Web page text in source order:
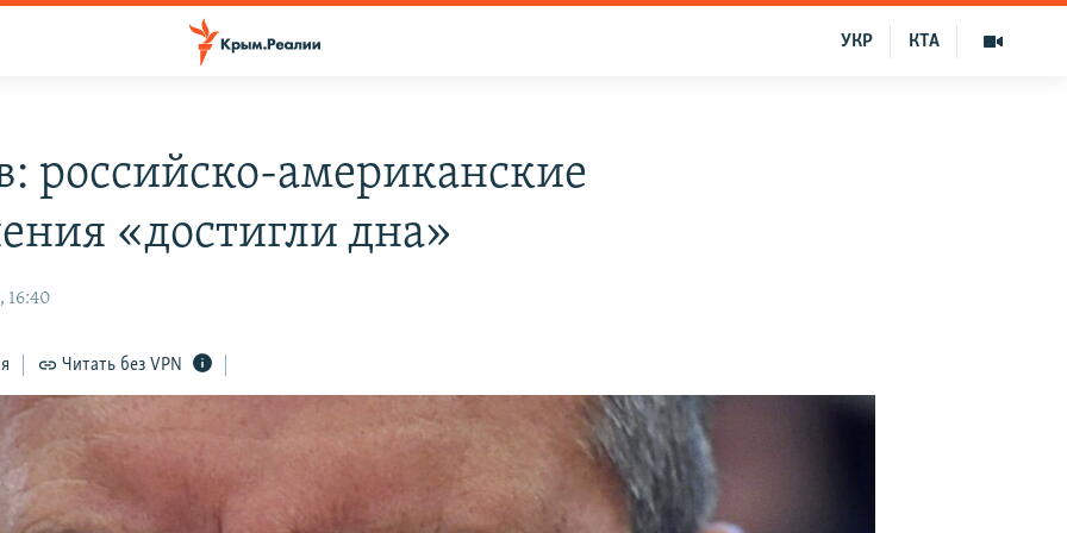
КТА
УКР
российско-американские
«достигли дна»
16:40
Читать без VPN